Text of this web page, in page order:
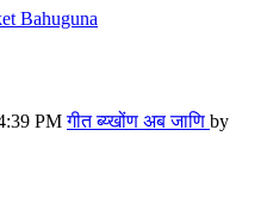
Bahuguna
PMगीत ब्य्खोंण अब जाणि by